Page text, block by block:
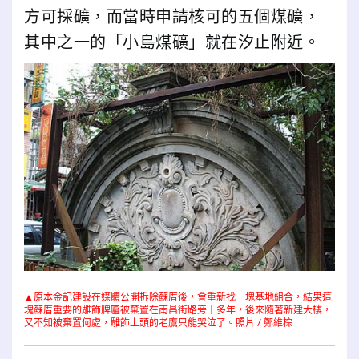
方可採礦，而當時申請核可的五個煤礦，
其中之一的「小島煤礦」就在汐止附近。
▲原本金記建設在媒體公開拆除蘇厝後，會重新找一塊基地組合，結果這
塊蘇厝重要的雕飾牌匾被棄置在南昌街路旁十多年，後來隨著新建大樓，
又不知被棄置何處，雕飾上頭的老鷹只能哭泣了。照片 / 鄭維棕